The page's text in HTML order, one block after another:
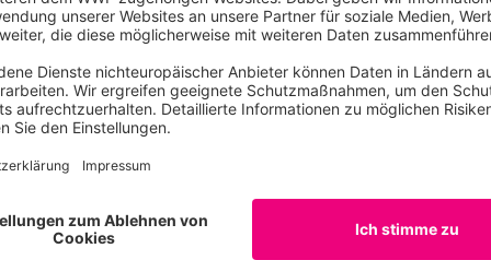
und10 Prozentverteilen sich auf Alaska, die
Skandinavien und Island.
einzigartiger Lebensraum gehören Boreale Wälder wie die
sibirische Taiga oder der kanadische Boreale Wald
„Global 200“, denweltweit wichtigsten
Wälder gelten als
der Lage, große Mengen an Kohlenstoff zu speichern.
in Jakutien © sergunt
Sommer nur oberflächlich
allemFlachwurzler wie
Dem flachen und dafür
Wurzelteppich der
bis 30 Zentimeter
außerdem im Winter ihre